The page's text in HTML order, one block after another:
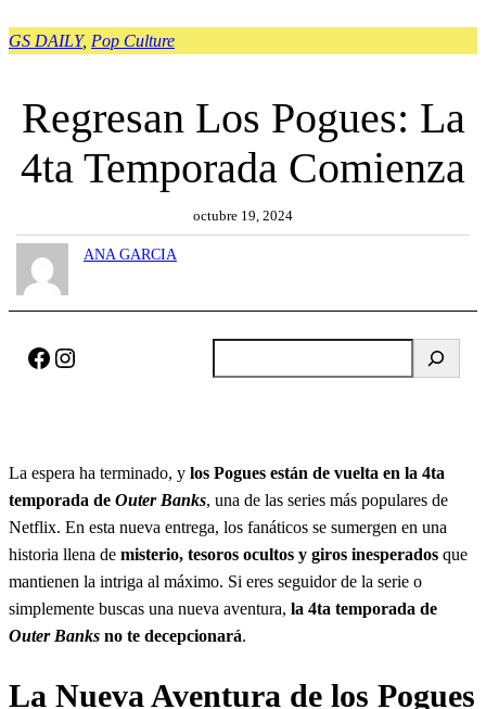
GS DAILY, Pop Culture
Regresan Los Pogues: La
4ta Temporada Comienza
octubre 19, 2024
ANA GARCIA
Facebook Instagram
u
r
La espera ha terminado, y los Pogues están de vuelta en la 4ta
temporada de Outer Banks, una de las series más populares de
Netflix. En esta nueva entrega, los fanáticos se sumergen en una
historia llena de misterio, tesoros ocultos y giros inesperados que
mantienen la intriga al máximo. Si eres seguidor de la serie o
simplemente buscas una nueva aventura, la 4ta temporada de
Outer Banks no te decepcionará.
La Nueva Aventura de los Pogues